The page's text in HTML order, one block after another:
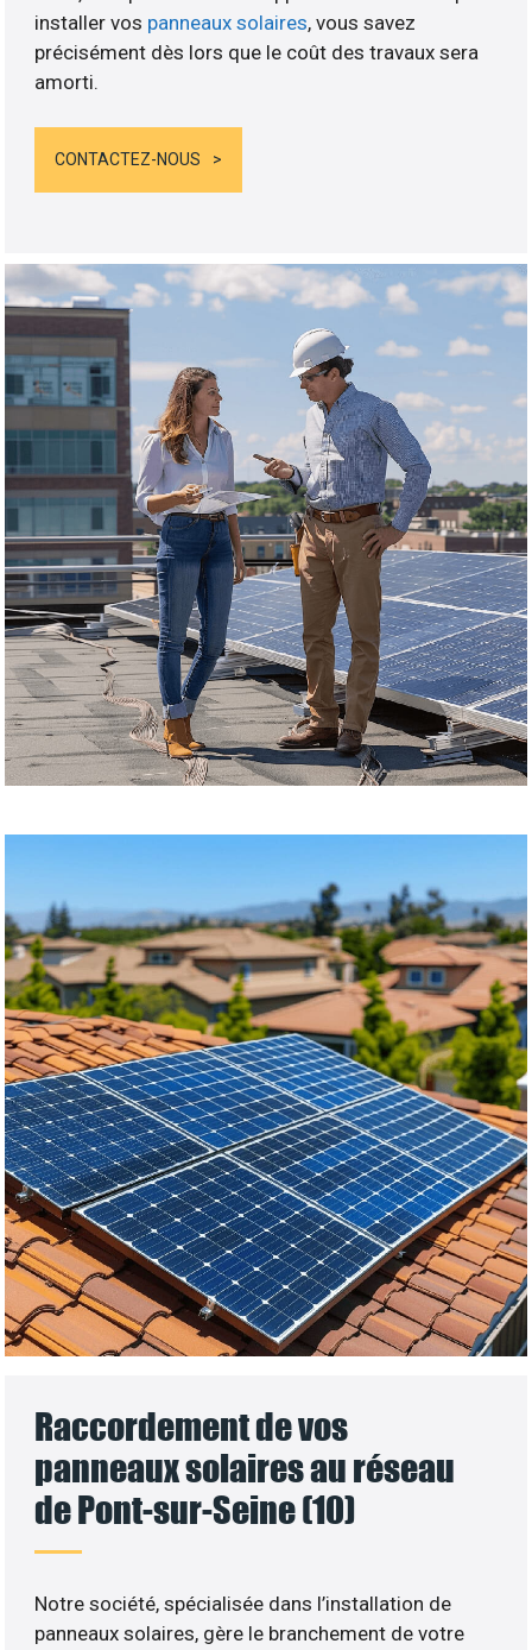
installer vos panneaux solaires, vous savez
précisément dès lors que le coût des travaux sera
amorti.
CONTACTEZ-NOUS
Raccordement de vos
panneaux solaires au réseau
de Pont-sur-Seine (10)
Notre société, spécialisée dans l’installation de
panneaux solaires, gère le branchement de votre